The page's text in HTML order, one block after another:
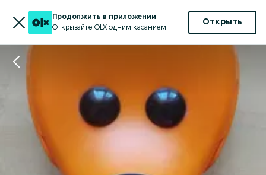
Продолжить в приложении
Открывайте OLX одним касанием
Открыть